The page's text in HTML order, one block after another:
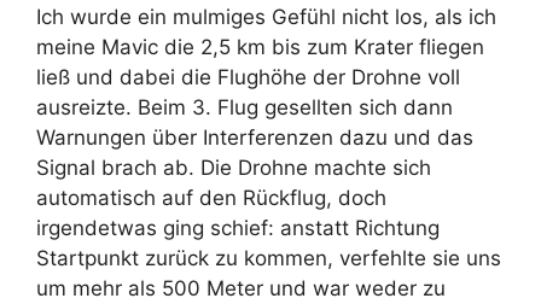
Ich wurde ein mulmiges Gefühl nicht los, als ich
meine Mavic die 2,5 km bis zum Krater fliegen
ließ und dabei die Flughöhe der Drohne voll
ausreizte. Beim 3. Flug gesellten sich dann
Warnungen über Interferenzen dazu und das
Signal brach ab. Die Drohne machte sich
automatisch auf den Rückflug, doch
irgendetwas ging schief: anstatt Richtung
Startpunkt zurück zu kommen, verfehlte sie uns
um mehr als 500 Meter und war weder zu